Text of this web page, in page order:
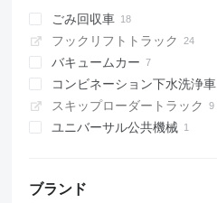
ごみ回収車
フックリフトトラック
バキュームカー
コンビネーション下水洗浄車
スキップローダートラック
ユニバーサル公共機械
ブランド